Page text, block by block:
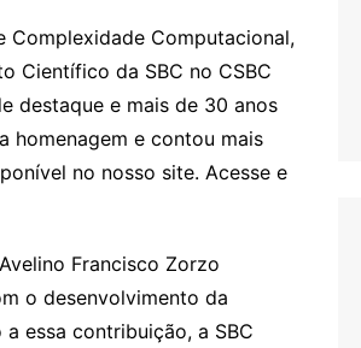
Complexidade Computacional,
Científico da SBC no CSBC
destaque e mais de 30 anos
homenagem e contou mais
no nosso site. Acesse e
Francisco Zorzo
o desenvolvimento da
essa contribuição, a SBC